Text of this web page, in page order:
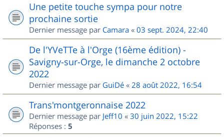
Une petite touche sympa pour notre
prochaine sortie
Dernier message par Camara « 03 sept. 2024, 22:40
De l'YVeTTe à l'Orge (16ème édition) -
Savigny-sur-Orge, le dimanche 2 octobre
2022
Dernier message par GuiDé « 28 août 2022, 16:54
Trans'montgeronnaise 2022
Dernier message par Jeff10 « 30 juin 2022, 15:22
Réponses : 5